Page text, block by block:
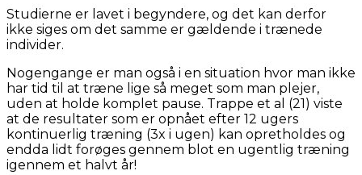
Studierne er lavet i begyndere, og det kan derfor
ikke siges om det samme er gældende i trænede
individer.
Nogengange er man også i en situation hvor man ikke
har tid til at træne lige så meget som man plejer,
uden at holde komplet pause. Trappe et al (21) viste
at de resultater som er opnået efter 12 ugers
kontinuerlig træning (3x i ugen) kan opretholdes og
endda lidt forøges gennem blot en ugentlig træning
igennem et halvt år!